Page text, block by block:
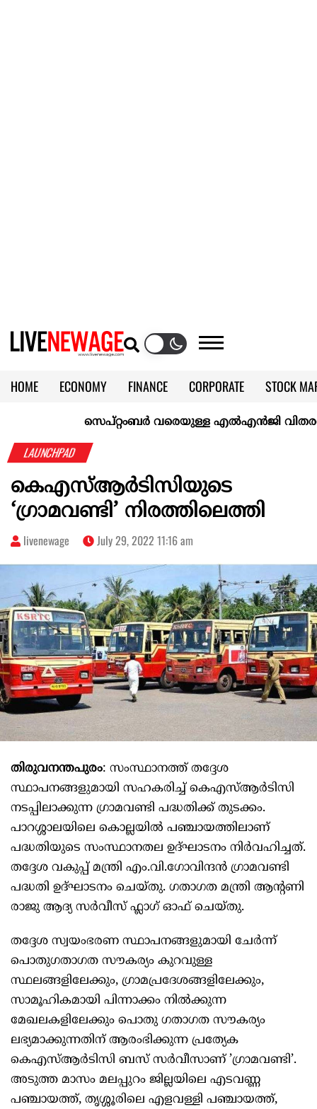
HOME ECONOMY FINANCE CORPORATE
STOCK
KERALA @70
സെപ്റ്റംബർ വരെയുള്ള എൽഎൻജി വിതരണം
LAUNCHPAD
കെഎസ്ആർടിസിയുടെ
‘ഗ്രാമവണ്ടി’ നിരത്തിലെത്തി
livenewage July 29, 2022 11:16 am
തിരുവനന്തപുരം: സംസ്ഥാനത്ത് തദ്ദേശ
സ്ഥാപനങ്ങളുമായി സഹകരിച്ച് കെഎസ്ആർടിസി
നടപ്പിലാക്കുന്ന ​ഗ്രാമവണ്ടി പദ്ധതിക്ക് തുടക്കം.
പാറശ്ശാലയിലെ കൊല്ലയിൽ പഞ്ചായത്തിലാണ്
പദ്ധതിയുടെ സംസ്ഥാനതല ഉദ്ഘാടനം നിർവഹിച്ചത്.
തദ്ദേശ വകുപ്പ് മന്ത്രി എം.വി.ഗോവിന്ദൻ ഗ്രാമവണ്ടി
പദ്ധതി ഉദ്ഘാടനം ചെയ്തു. ഗതാഗത മന്ത്രി ആന്റണി
രാജു ആദ്യ സർവീസ് ഫ്ലാ​ഗ് ഓഫ് ചെയ്തു.
തദ്ദേശ സ്വയംഭരണ സ്ഥാപനങ്ങളുമായി ചേർന്ന്
പൊതു​ഗതാ​ഗത സൗകര്യം കുറവുള്ള
സ്ഥലങ്ങളിലേക്കും, ഗ്രാമപ്രദേശങ്ങളിലേക്കും,
സാമൂഹികമായി പിന്നാക്കം നിൽക്കുന്ന
മേഖലകളിലേക്കും പൊതു ​ഗതാഗത സൗകര്യം
ലഭ്യമാക്കുന്നതിന് ആരംഭിക്കുന്ന പ്രത്യേക
കെഎസ്ആർടിസി ബസ് സർവീസാണ് ​’ഗ്രാമവണ്ടി’.
അടുത്ത മാസം മലപ്പുറം ജില്ലയിലെ എടവണ്ണ
പഞ്ചായത്ത്, തൃശ്ശൂരിലെ എളവള്ളി പഞ്ചായത്ത്,